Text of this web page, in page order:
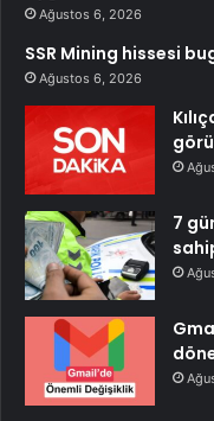
Ağustos 6, 2026
SSR Mining hissesi
Ağustos 6, 2026
7